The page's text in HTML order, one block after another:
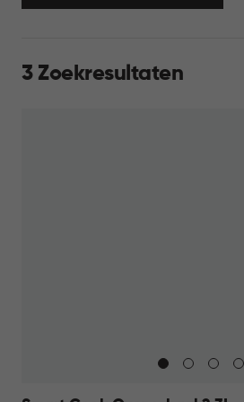
3 Zoekresultaten